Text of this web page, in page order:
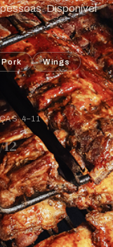
Disponível
Wings
4–11
/12